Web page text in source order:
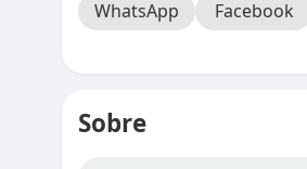
WhatsApp Facebook
Sobre